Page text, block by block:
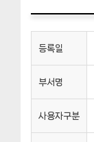
등록일
부서명
사용자구분